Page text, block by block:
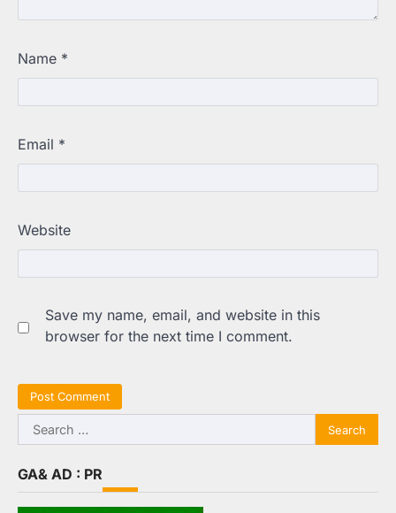
Name *
Email *
Website
Save my name, email, and website in this
browser for the next time I comment.
Search
for:
GA& AD : PR